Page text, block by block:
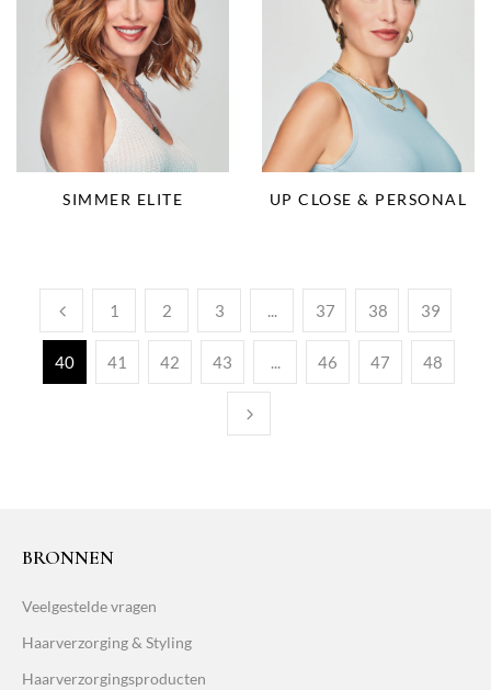
SIMMER ELITE UP CLOSE & PERSONAL
1 2 3 ... 37 38 39
40 41 42 43 ... 46 47 48
BRONNEN
Veelgestelde vragen
Haarverzorging & Styling
Haarverzorgingsproducten